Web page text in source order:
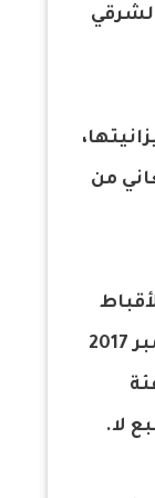
الشرقي
من
متحدون على فيسبوك، انه ذكر عن حوار دار بينه وبين الدكتور خالد سعيد ونشر فى صحيفة الأهرام العربي ديسمبر 2017
لا.